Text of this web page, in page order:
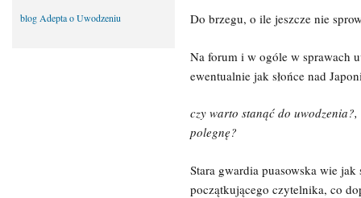
blog Adepta o Uwodzeniu Do brzegu, o ile jeszcze nie
Na forum i w ogóle w sprawach
ewentualnie jak słońce nad
czy warto stanąć do
polegnę?
Stara gwardia puasowska wie
początkującego czytelnika, co